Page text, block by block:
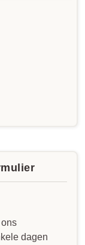
dagen